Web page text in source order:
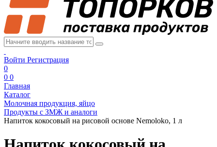
Войти Регистрация
0
0 0
Главная
Каталог
Молочная продукция, яйцо
Продукты с ЗМЖ и аналоги
Напиток кокосовый на рисовой основе Nemoloko, 1 л